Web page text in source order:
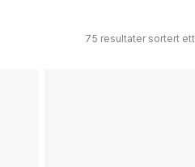
75 resultater sortert